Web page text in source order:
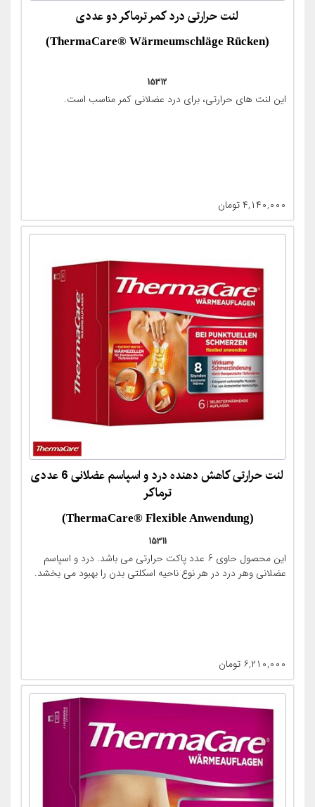
لنت حرارتی درد کمر ترماکر دو عددی
(ThermaCare® Wärmeumschläge Rücken)
15312
این لنت های حرارتی، برای درد عضلانی کمر مناسب است.
۴,۱۴۰,۰۰۰ تومان
لنت حرارتی کاهش دهنده درد و اسپاسم عضلانی 6 عددی
ترماکر
(ThermaCare® Flexible Anwendung)
15311
این محصول حاوی 6 عدد پاکت حرارتی می باشد. درد و اسپاسم
عضلانی وهر درد در هر نوع ناحیه اسکلتی بدن را بهبود می بخشد.
۶,۲۱۰,۰۰۰ تومان